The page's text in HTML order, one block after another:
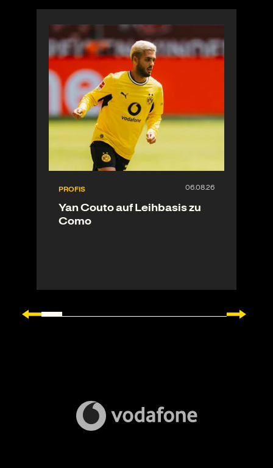
PROFIS
Yan Couto auf Leihbasis zu
Como